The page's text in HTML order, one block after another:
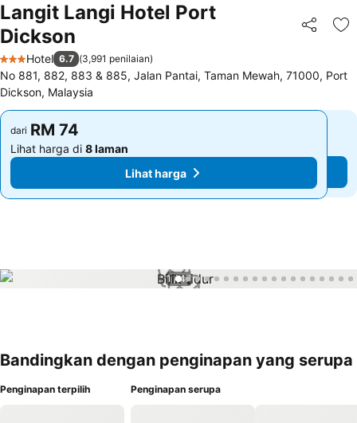
Langit Langi Hotel Port
Dickson
Kongsi
3 Bintang
Hotel 6.7 (3,991 penilaian)
No 881, 882, 883 & 885, Jalan Pantai, Taman Mewah, 71000, Port
Dickson, Malaysia
dari RM 74
Lihat harga di 8 laman
Lihat harga
dari RM 74
Lihat harga di 8 laman
Lihat harga
1 / 47
Bandingkan dengan penginapan yang serupa
Penginapan terpilih Penginapan serupa